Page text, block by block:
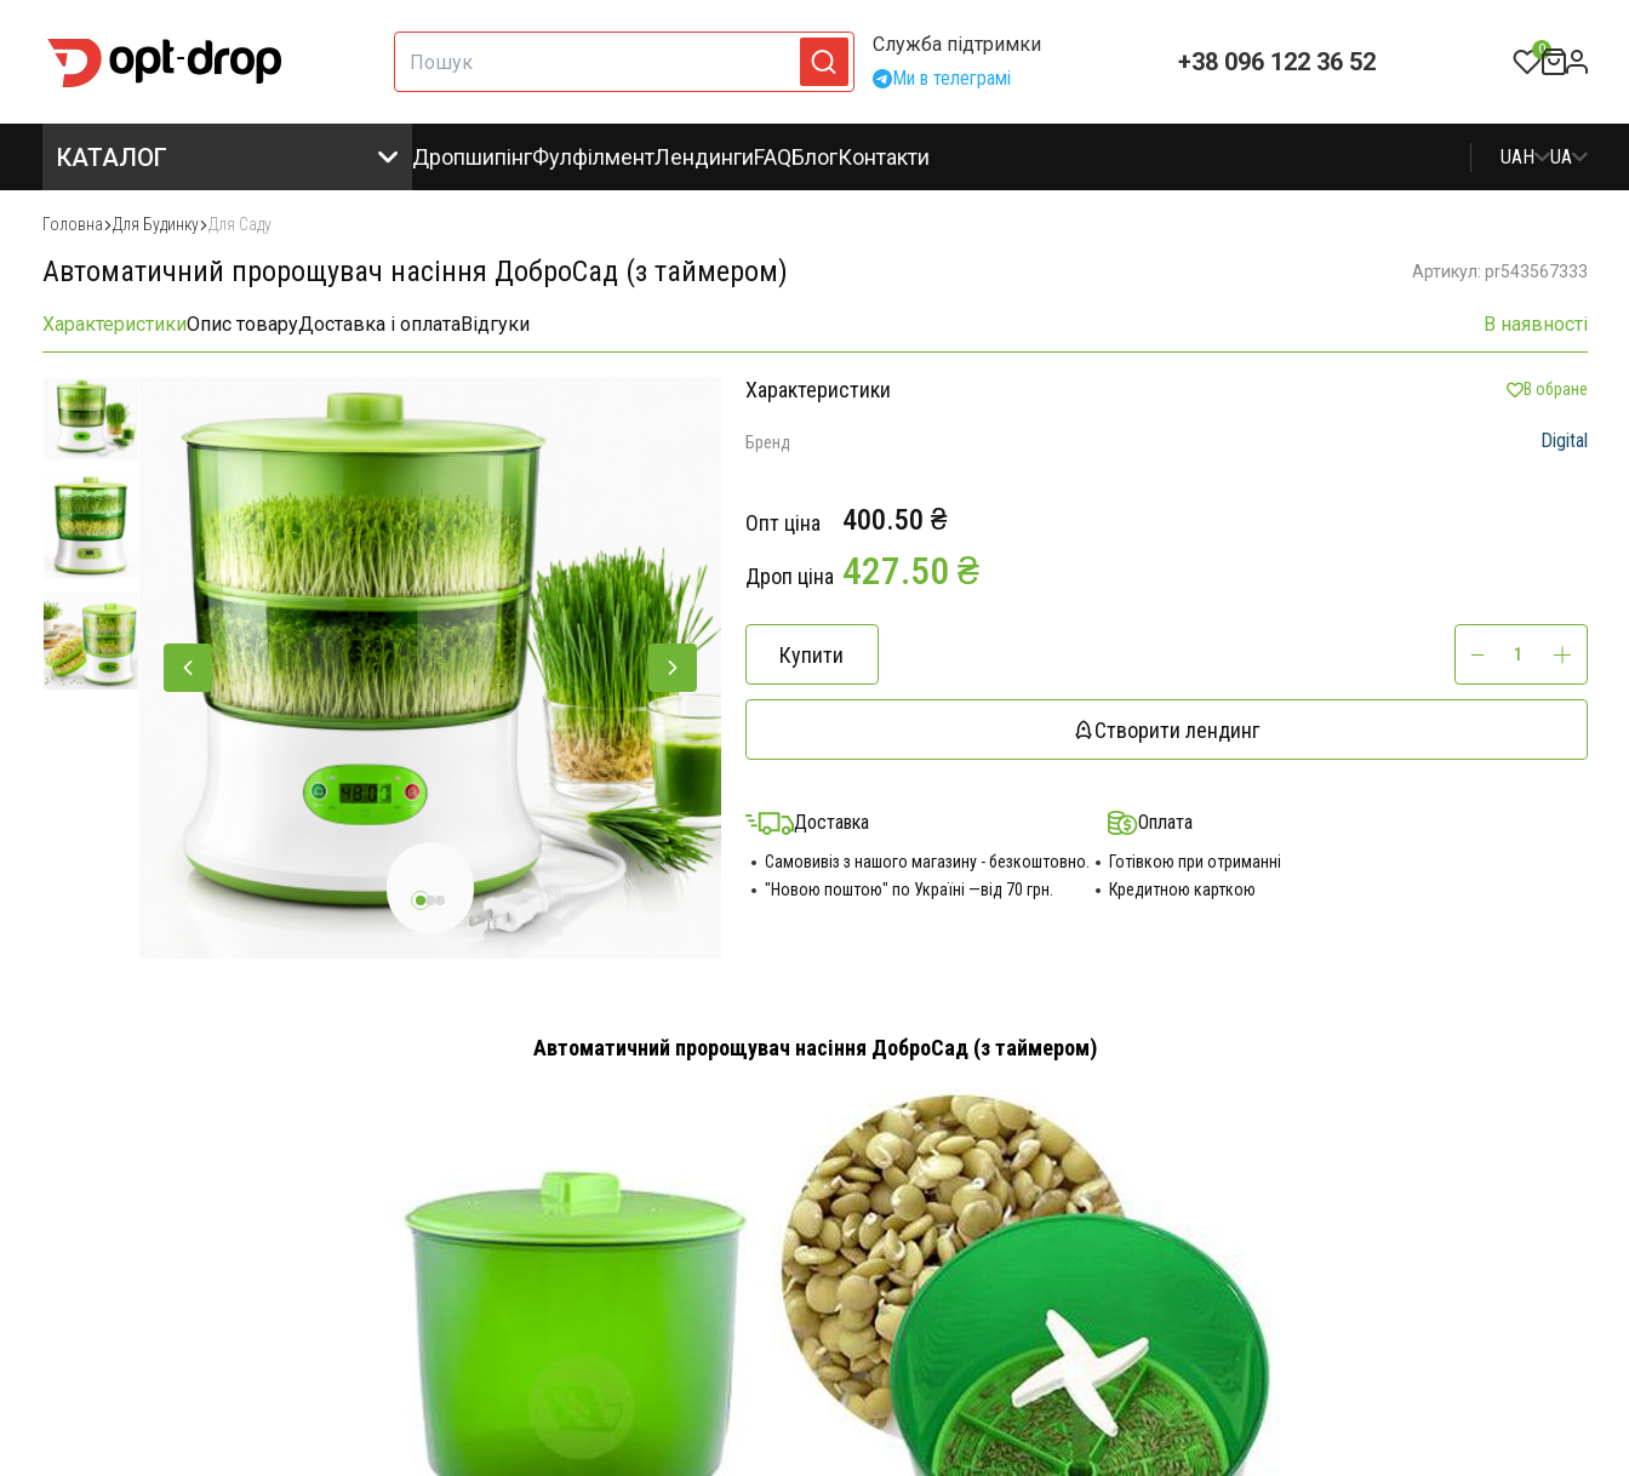
Служба підтримки
Ми в телеграмі
+38 096 122 36 52 0
КАТАЛОГ ДропшипінгФулфілментЛендингиFAQБлогКонтакти UAH UA
Головна Для Будинку Для Саду
Автоматичний пророщувач насіння ДоброСад (з таймером) Артикул: pr543567333
ХарактеристикиОпис товаруДоставка і оплатаВідгуки В наявності
Характеристики В обране
Бренд Digital
Опт ціна 400.50 ₴
Дроп ціна 427.50 ₴
Купити
Створити лендинг
Доставка
Самовивіз з нашого магазину - безкоштовно.
"Новою поштою" по Україні —від 70 грн.
Оплата
Готівкою при отриманні
Кредитною карткою
Автоматичний пророщувач насіння ДоброСад (з таймером)